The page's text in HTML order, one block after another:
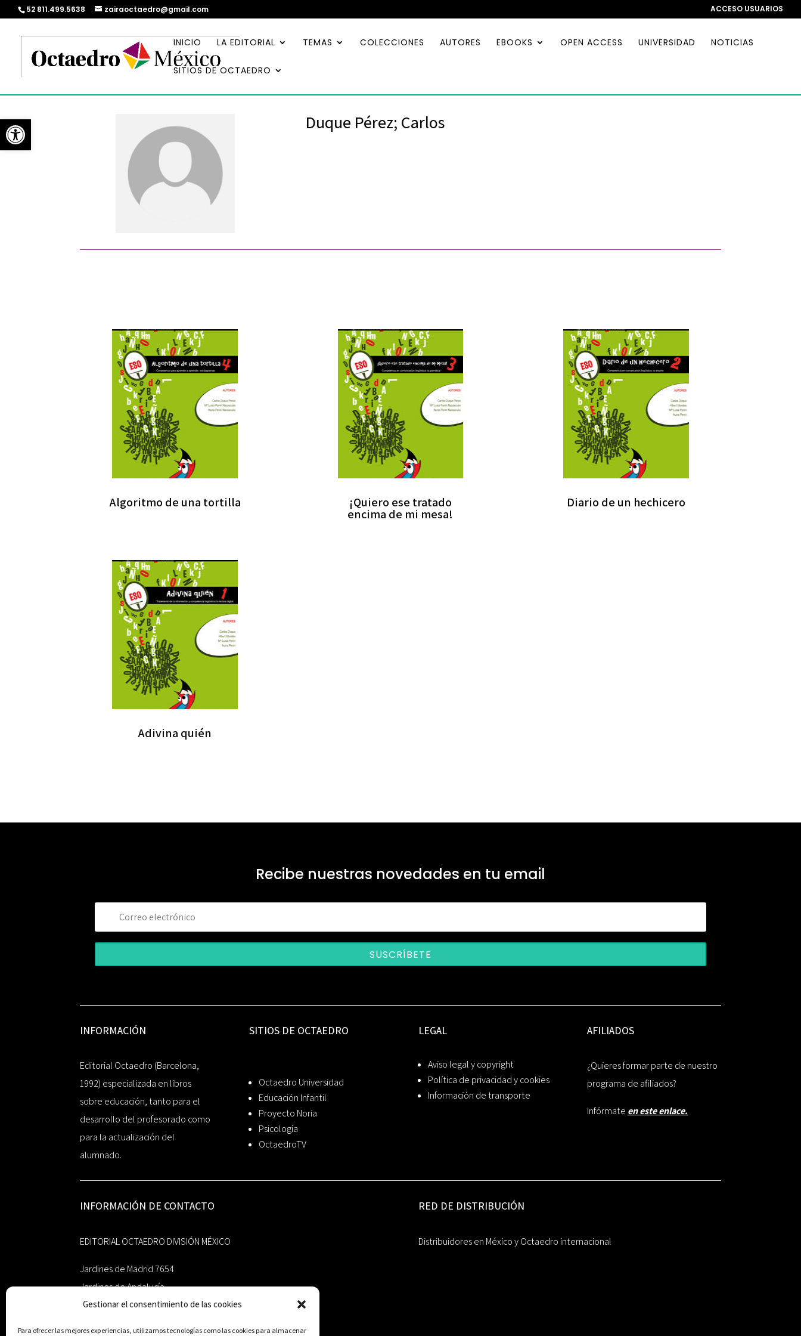
Abrir barra de herramientas
Gestionar el consentimiento de las cookies
Para ofrecer las mejores experiencias, utilizamos tecnologías como las cookies para almacenar
52 811.499.5638 zairaoctaedro@gmail.com ACCESO USUARIOS
INICIO LA EDITORIAL TEMAS COLECCIONES AUTORES EBOOKS OPEN ACCESS UNIVERSIDAD NOTICIAS
SITIOS DE OCTAEDRO
Duque Pérez; Carlos
Algoritmo de una tortilla
Adivina quién
¡Quiero ese tratado
encima de mi mesa!
Diario de un hechicero
Recibe nuestras novedades en tu email
SUSCRÍBETE
INFORMACIÓN
Editorial Octaedro (Barcelona,
1992) especializada en libros
sobre educación, tanto para el
desarrollo del profesorado como
para la actualización del
alumnado.
SITIOS DE OCTAEDRO
Octaedro Universidad
Educación Infantil
Proyecto Noria
Psicología
OctaedroTV
LEGAL
Aviso legal y copyright
Política de privacidad y cookies
Información de transporte
AFILIADOS
¿Quieres formar parte de nuestro
programa de afiliados?
Infórmate en este enlace.
INFORMACIÓN DE CONTACTO
EDITORIAL OCTAEDRO DIVISIÓN MÉXICO
Jardines de Madrid 7654
Jardines de Andalucía
Guadalupe, Nuevo León
RED DE DISTRIBUCIÓN
Distribuidores en México y Octaedro internacional